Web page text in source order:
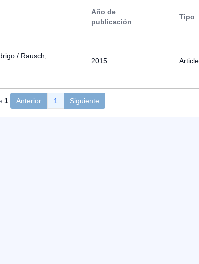
Año de
publicación
Tipo
/ Rausch,
2015 Article
1 Anterior 1 Siguiente